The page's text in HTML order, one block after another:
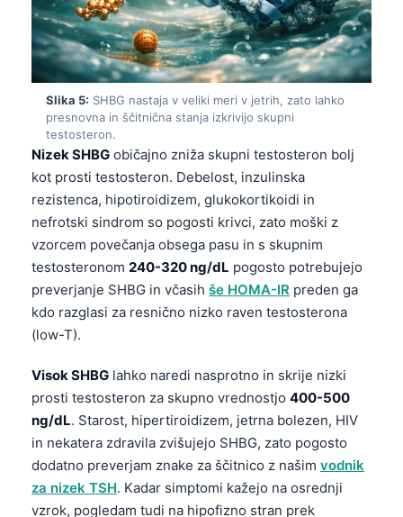
Slika 5: SHBG nastaja v veliki meri v jetrih, zato lahko
presnovna in ščitnična stanja izkrivijo skupni
testosteron.
Nizek SHBG običajno zniža skupni testosteron bolj
kot prosti testosteron. Debelost, inzulinska
rezistenca, hipotiroidizem, glukokortikoidi in
nefrotski sindrom so pogosti krivci, zato moški z
vzorcem povečanja obsega pasu in s skupnim
testosteronom 240-320 ng/dL pogosto potrebujejo
preverjanje SHBG in včasih še HOMA-IR preden ga
kdo razglasi za resnično nizko raven testosterona
(low-T).
Visok SHBG lahko naredi nasprotno in skrije nizki
prosti testosteron za skupno vrednostjo 400-500
ng/dL. Starost, hipertiroidizem, jetrna bolezen, HIV
in nekatera zdravila zvišujejo SHBG, zato pogosto
dodatno preverjam znake za ščitnico z našim vodnik
za nizek TSH. Kadar simptomi kažejo na osrednji
vzrok, pogledam tudi na hipofizno stran prek